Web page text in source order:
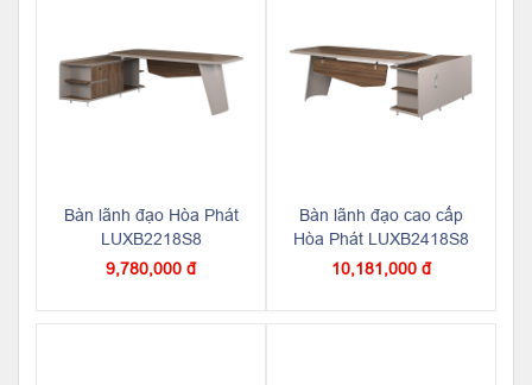
Bàn lãnh đạo Hòa Phát
LUXB2218S8
9,780,000 đ
Bàn lãnh đạo cao cấp
Hòa Phát LUXB2418S8
10,181,000 đ